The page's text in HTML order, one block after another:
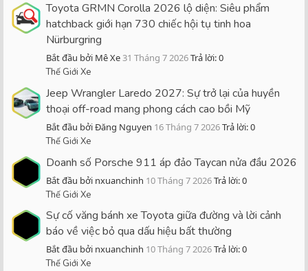
Toyota GRMN Corolla 2026 lộ diện: Siêu phẩm
hatchback giới hạn 730 chiếc hội tụ tinh hoa
Nürburgring
Bắt đầu bởi Mê Xe31 Tháng 7 2026Trả lời: 0
Thế Giới Xe
Jeep Wrangler Laredo 2027: Sự trở lại của huyền
thoại off-road mang phong cách cao bồi Mỹ
Bắt đầu bởi Đăng Nguyen 16 Tháng 7 2026Trả lời: 0
Thế Giới Xe
Doanh số Porsche 911 áp đảo Taycan nửa đầu 2026
Bắt đầu bởi nxuanchinh 10 Tháng 7 2026Trả lời: 0
Thế Giới Xe
Sự cố văng bánh xe Toyota giữa đường và lời cảnh
báo về việc bỏ qua dấu hiệu bất thường
Bắt đầu bởi nxuanchinh 10 Tháng 7 2026Trả lời: 0
Thế Giới Xe